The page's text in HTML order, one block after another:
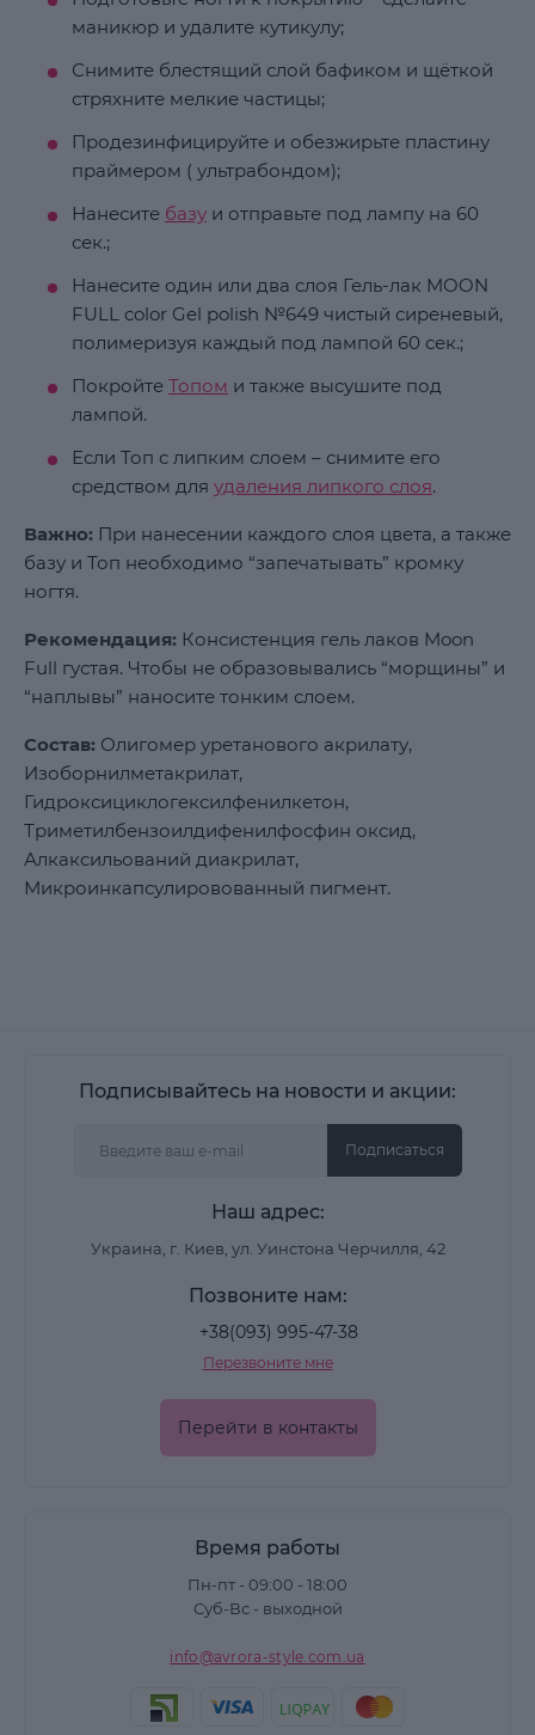
маникюр и удалите кутикулу;
Снимите блестящий слой бафиком и щёткой
стряхните мелкие частицы;
Продезинфицируйте и обезжирьте пластину
праймером ( ультрабондом);
Нанесите базу и отправьте под лампу на 60
сек.;
Нанесите один или два слоя Гель-лак MOON
FULL color Gel polish №649 чистый сиреневый,
полимеризуя каждый под лампой 60 сек.;
Покройте Топом и также высушите под
лампой.
Если Топ с липким слоем – снимите его
средством для удаления липкого слоя.
Важно: При нанесении каждого слоя цвета, а также
базу и Топ необходимо “запечатывать” кромку
ногтя.
Рекомендация: Консистенция гель лаков Moon
Full густая. Чтобы не образовывались “морщины” и
“наплывы” наносите тонким слоем.
Состав: Олигомер уретанового акрилату,
Изоборнилметакрилат,
Гидроксициклогексилфенилкетон,
Триметилбензоилдифенилфосфин оксид,
Алкаксильований диакрилат,
Микроинкапсулировованный пигмент.
Подписывайтесь на новости и акции:
Подписаться
Наш адрес:
Украина, г. Киев, ул. Уинстона Черчилля, 42
Позвоните нам:
+38(093) 995-47-38
Перезвоните мне
Перейти в контакты
Время работы
Пн-пт - 09:00 - 18:00
Суб-Вс - выходной
info@avrora-style.com.ua